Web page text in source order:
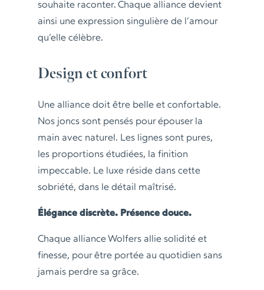
souhaite raconter. Chaque alliance devient
ainsi une expression singulière de l’amour
qu’elle célèbre.
Design et confort
Une alliance doit être belle et confortable.
Nos joncs sont pensés pour épouser la
main avec naturel. Les lignes sont pures,
les proportions étudiées, la finition
impeccable. Le luxe réside dans cette
sobriété, dans le détail maîtrisé.
Élégance discrète. Présence douce.
Chaque alliance Wolfers allie solidité et
finesse, pour être portée au quotidien sans
jamais perdre sa grâce.